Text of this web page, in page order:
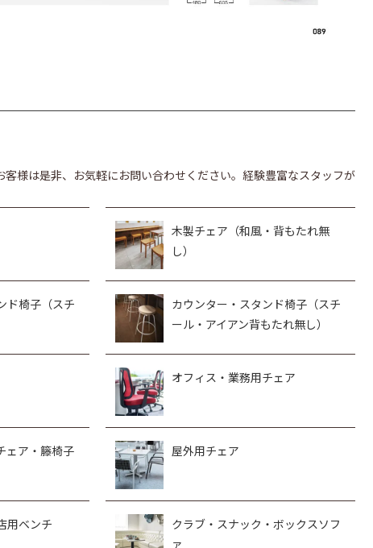
様は是非、お気軽にお問い合わせください。経験豊富なスタッフが
木製チェア（和風・背もたれ無
し）
ド椅子（スチ
カウンター・スタンド椅子（スチ
ール・アイアン背もたれ無し）
オフィス・業務用チェア
ェア・籐椅子 屋外用チェア
用ベンチ
クラブ・スナック・ボックスソフ
ァ